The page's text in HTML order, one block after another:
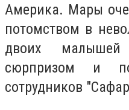
Америка. Мары
потомством в
двоих малышей
сюрпризом и
сотрудников